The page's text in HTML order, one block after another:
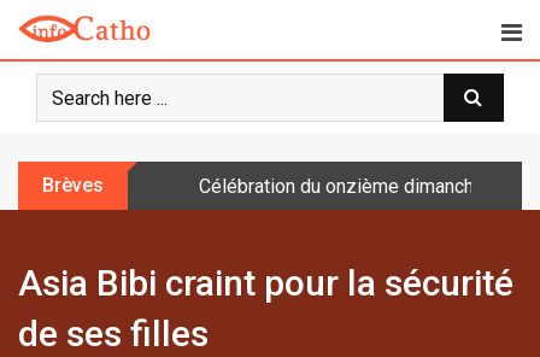
o
Brèves Célébration du onzième dimanche
Asia Bibi craint pour la sécurité
de ses filles